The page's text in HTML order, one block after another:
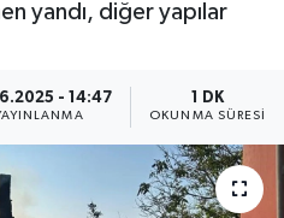
yandı, diğer yapılar
- 14:47 1 DK
OKUNMA SÜRESI